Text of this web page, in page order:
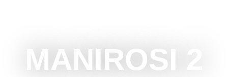
MANIROSI 2